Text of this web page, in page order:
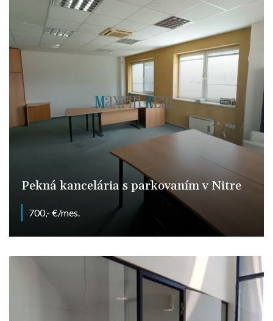
Pekná kancelária s parkovaním v Nitre
700,- €/mes.